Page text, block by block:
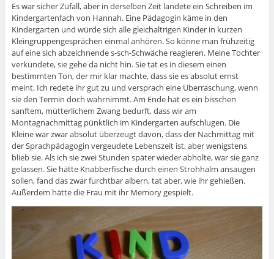
Es war sicher Zufall, aber in derselben Zeit landete ein Schreiben im
Kindergartenfach von Hannah. Eine Pädagogin käme in den
Kindergarten und würde sich alle gleichaltrigen Kinder in kurzen
Kleingruppengesprächen einmal anhören. So könne man frühzeitig
auf eine sich abzeichnende s-sch-Schwäche reagieren. Meine Tochter
verkündete, sie gehe da nicht hin. Sie tat es in diesem einen
bestimmten Ton, der mir klar machte, dass sie es absolut ernst
meint. Ich redete ihr gut zu und versprach eine Überraschung, wenn
sie den Termin doch wahrnimmt. Am Ende hat es ein bisschen
sanftem, mütterlichem Zwang bedurft, dass wir am
Montagnachmittag pünktlich im Kindergarten aufschlugen. Die
Kleine war zwar absolut überzeugt davon, dass der Nachmittag mit
der Sprachpädagogin vergeudete Lebenszeit ist, aber wenigstens
blieb sie. Als ich sie zwei Stunden später wieder abholte, war sie ganz
gelassen. Sie hätte Knabberfische durch einen Strohhalm ansaugen
sollen, fand das zwar furchtbar albern, tat aber, wie ihr gehießen.
Außerdem hätte die Frau mit ihr Memory gespielt.